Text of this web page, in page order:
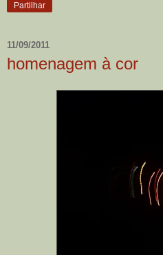
Partilhar
11/09/2011
homenagem à cor